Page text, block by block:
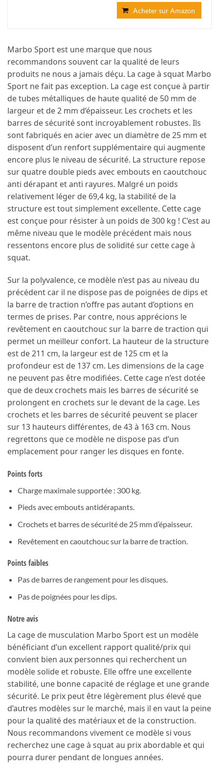
Acheter sur Amazon
Marbo Sport est une marque que nous
recommandons souvent car la qualité de leurs
produits ne nous a jamais déçu. La cage à squat Marbo
Sport ne fait pas exception. La cage est conçue à partir
de tubes métalliques de haute qualité de 50 mm de
largeur et de 2 mm d’épaisseur. Les crochets et les
barres de sécurité sont incroyablement robustes. Ils
sont fabriqués en acier avec un diamètre de 25 mm et
disposent d’un renfort supplémentaire qui augmente
encore plus le niveau de sécurité. La structure repose
sur quatre double pieds avec embouts en caoutchouc
anti dérapant et anti rayures. Malgré un poids
relativement léger de 69,4 kg, la stabilité de la
structure est tout simplement excellente. Cette cage
est conçue pour résister à un poids de 300 kg ! C’est au
même niveau que le modèle précédent mais nous
ressentons encore plus de solidité sur cette cage à
squat.
Sur la polyvalence, ce modèle n’est pas au niveau du
précédent car il ne dispose pas de poignées de dips et
la barre de traction n’offre pas autant d’options en
termes de prises. Par contre, nous apprécions le
revêtement en caoutchouc sur la barre de traction qui
permet un meilleur confort. La hauteur de la structure
est de 211 cm, la largeur est de 125 cm et la
profondeur est de 137 cm. Les dimensions de la cage
ne peuvent pas être modifiées. Cette cage n’est dotée
que de deux crochets mais les barres de sécurité se
prolongent en crochets sur le devant de la cage. Les
crochets et les barres de sécurité peuvent se placer
sur 13 hauteurs différentes, de 43 à 163 cm. Nous
regrettons que ce modèle ne dispose pas d’un
emplacement pour ranger les disques en fonte.
Points forts
Charge maximale supportée : 300 kg.
Pieds avec embouts antidérapants.
Crochets et barres de sécurité de 25 mm d’épaisseur.
Revêtement en caoutchouc sur la barre de traction.
Points faibles
Pas de barres de rangement pour les disques.
Pas de poignées pour les dips.
Notre avis
La cage de musculation Marbo Sport est un modèle
bénéficiant d’un excellent rapport qualité/prix qui
convient bien aux personnes qui recherchent un
modèle solide et robuste. Elle offre une excellente
stabilité, une bonne capacité de réglage et une grande
sécurité. Le prix peut être légèrement plus élevé que
d’autres modèles sur le marché, mais il en vaut la peine
pour la qualité des matériaux et de la construction.
Nous recommandons vivement ce modèle si vous
recherchez une cage à squat au prix abordable et qui
pourra durer pendant de longues années.